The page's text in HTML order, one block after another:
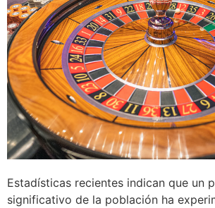
Estadísticas recientes indican que un
significativo de la población ha